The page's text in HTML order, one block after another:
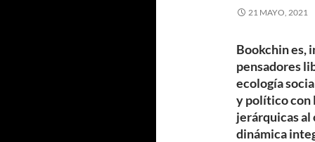
21 MAYO, 2021
Bookchin es,
pensadores
ecología
y político con
jerárquicas al
dinámica